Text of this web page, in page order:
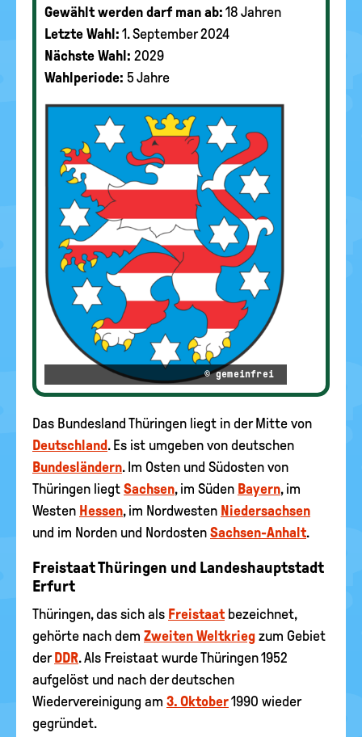
Gewählt werden darf man ab: 18 Jahren
Letzte Wahl: 1. September 2024
Nächste Wahl: 2029
Wahlperiode: 5 Jahre
© gemeinfrei
Das Bundesland Thüringen liegt in der Mitte von
Deutschland. Es ist umgeben von deutschen
Bundesländern. Im Osten und Südosten von
Thüringen liegt Sachsen, im Süden Bayern, im
Westen Hessen, im Nordwesten Niedersachsen
und im Norden und Nordosten Sachsen-Anhalt.
Freistaat Thüringen und Landeshauptstadt
Erfurt
Thüringen, das sich als Freistaatbezeichnet,
gehörte nach dem Zweiten Weltkrieg zum Gebiet
der DDR. Als Freistaat wurde Thüringen 1952
aufgelöst und nach der deutschen
Wiedervereinigung am 3. Oktober1990 wieder
gegründet.